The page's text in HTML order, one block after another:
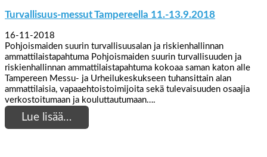
Turvallisuus-messut Tampereella 11.-13.9.2018
16-11-2018
Pohjoismaiden suurin turvallisuusalan ja riskienhallinnan
ammattilaistapahtuma Pohjoismaiden suurin turvallisuuden ja
riskienhallinnan ammattilaistapahtuma kokoaa saman katon alle
Tampereen Messu- ja Urheilukeskukseen tuhansittain alan
ammattilaisia, vapaaehtoistoimijoita sekä tulevaisuuden osaajia
verkostoitumaan ja kouluttautumaan….
Lue lisää…